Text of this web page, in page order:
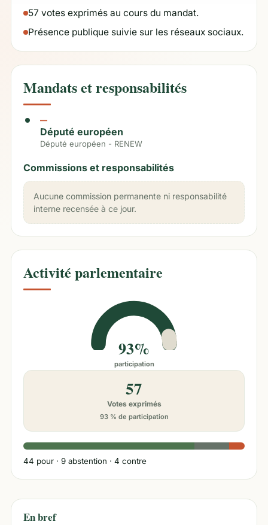
57 votes exprimés au cours du mandat.
Présence publique suivie sur les réseaux sociaux.
Mandats et responsabilités
—
Député européen
Député européen - RENEW
Commissions et responsabilités
Aucune commission permanente ni responsabilité
interne recensée à ce jour.
Activité parlementaire
93%
participation
57
Votes exprimés
93 % de participation
44 pour · 9 abstention · 4 contre
En bref